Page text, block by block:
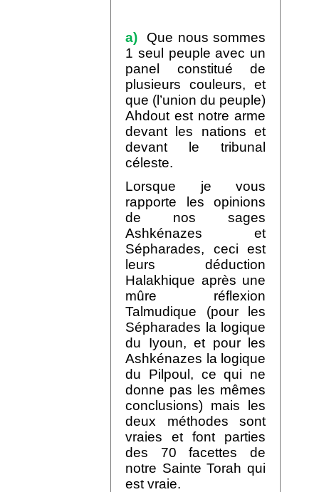
a)
Que nous sommes
1 seul peuple avec un
panel constitué de
plusieurs couleurs, et
que (l’union du peuple)
Ahdout est notre arme
devant les nations et
devant le tribunal
céleste.
Lorsque je vous
rapporte les opinions
de nos sages
Ashkénazes et
Sépharades, ceci est
leurs déduction
Halakhique après une
mûre réflexion
Talmudique (pour les
Sépharades la logique
du Iyoun, et pour les
Ashkénazes la logique
du Pilpoul, ce qui ne
donne pas les mêmes
conclusions) mais les
deux méthodes sont
vraies et font parties
des 70 facettes de
notre Sainte Torah qui
est vraie.